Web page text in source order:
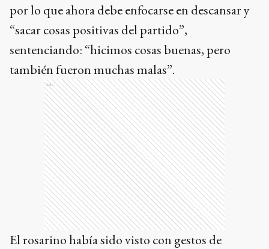
por lo que ahora debe enfocarse en descansar y
“sacar cosas positivas del partido”,
sentenciando: “hicimos cosas buenas, pero
también fueron muchas malas”.
Ads
El rosarino había sido visto con gestos de